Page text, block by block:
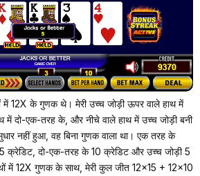
12X के गुणक थे। मेरी उच्च जोड़ी ऊपर वाले हाथ में
में दो-एक-तरह के, और नीचे वाले हाथ में उच्च जोड़ी बनी
नहीं हुआ, वह बिना गुणक वाला था। एक तरह के
क्रेडिट, दो-एक-तरह के 10 क्रेडिट और उच्च जोड़ी 5
में 12X गुणक के साथ, मेरी कुल जीत 12×15 + 12×10